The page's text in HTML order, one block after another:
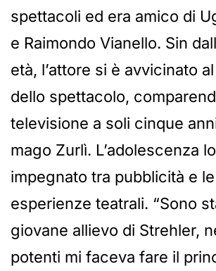
spettacoli ed era amico di
e Raimondo Vianello. Sin
età, l’attore si è avvicinato
dello spettacolo,
televisione a soli cinque
mago Zurlì. L’adolescenza
impegnato tra pubblicità e
esperienze teatrali. “Sono
giovane allievo di Strehler,
potenti mi faceva fare il